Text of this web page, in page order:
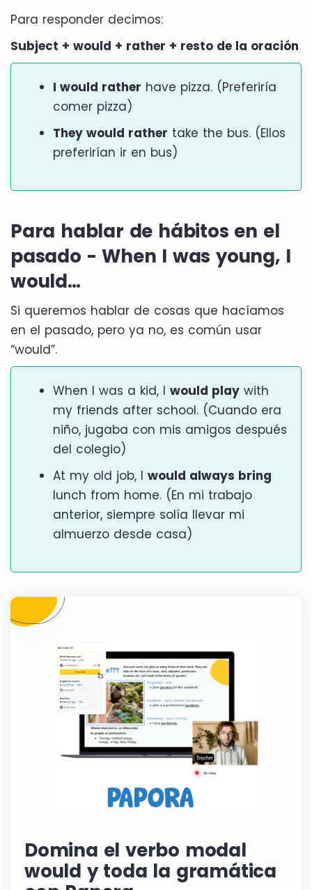
Para responder decimos:
Subject + would + rather + resto de la oración
I would rather have pizza. (Preferiría
comer pizza)
They would rather take the bus. (Ellos
preferirían ir en bus)
Para hablar de hábitos en el
pasado - When I was young, I
would…
Si queremos hablar de cosas que hacíamos
en el pasado, pero ya no, es común usar
“would”.
When I was a kid, I would play with
my friends after school. (Cuando era
niño, jugaba con mis amigos después
del colegio)
At my old job, I would always bring
lunch from home. (En mi trabajo
anterior, siempre solía llevar mi
almuerzo desde casa)
Domina el verbo modal
would y toda la gramática